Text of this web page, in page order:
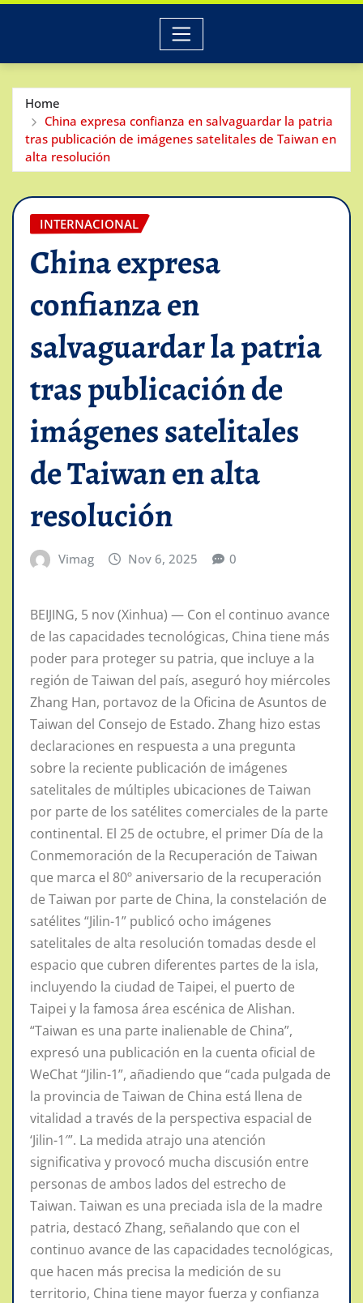
Home
China expresa confianza en salvaguardar la patria
tras publicación de imágenes satelitales de Taiwan en
alta resolución
INTERNACIONAL
China expresa
confianza en
salvaguardar la patria
tras publicación de
imágenes satelitales
de Taiwan en alta
resolución
Vimag Nov 6, 2025 0
BEIJING, 5 nov (Xinhua) — Con el continuo avance
de las capacidades tecnológicas, China tiene más
poder para proteger su patria, que incluye a la
región de Taiwan del país, aseguró hoy miércoles
Zhang Han, portavoz de la Oficina de Asuntos de
Taiwan del Consejo de Estado. Zhang hizo estas
declaraciones en respuesta a una pregunta
sobre la reciente publicación de imágenes
satelitales de múltiples ubicaciones de Taiwan
por parte de los satélites comerciales de la parte
continental. El 25 de octubre, el primer Día de la
Conmemoración de la Recuperación de Taiwan
que marca el 80º aniversario de la recuperación
de Taiwan por parte de China, la constelación de
satélites “Jilin-1” publicó ocho imágenes
satelitales de alta resolución tomadas desde el
espacio que cubren diferentes partes de la isla,
incluyendo la ciudad de Taipei, el puerto de
Taipei y la famosa área escénica de Alishan.
“Taiwan es una parte inalienable de China”,
expresó una publicación en la cuenta oficial de
WeChat “Jilin-1”, añadiendo que “cada pulgada de
la provincia de Taiwan de China está llena de
vitalidad a través de la perspectiva espacial de
‘Jilin-1′”. La medida atrajo una atención
significativa y provocó mucha discusión entre
personas de ambos lados del estrecho de
Taiwan. Taiwan es una preciada isla de la madre
patria, destacó Zhang, señalando que con el
continuo avance de las capacidades tecnológicas,
que hacen más precisa la medición de su
territorio, China tiene mayor fuerza y confianza